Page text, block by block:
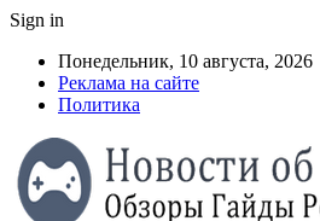
Sign in
Понедельник, 10 августа, 2026
Реклама на сайте
Политика